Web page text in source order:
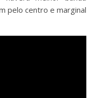
pelo centro e marginal